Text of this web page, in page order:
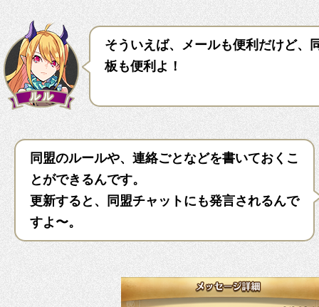
そういえば、メールも便利だけど、
板も便利よ！
同盟のルールや、連絡ごとなどを書いておくこ
とができるんです。
更新すると、同盟チャットにも発言されるんで
すよ〜。